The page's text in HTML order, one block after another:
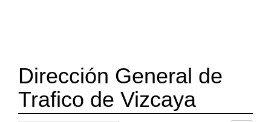
Dirección General de
Trafico de Vizcaya